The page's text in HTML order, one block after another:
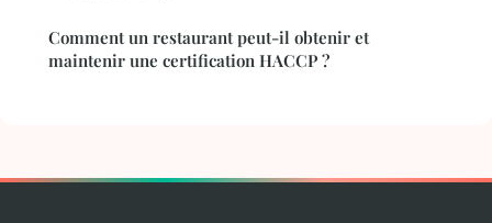
Comment un restaurant peut-il obtenir et
maintenir une certification HACCP ?